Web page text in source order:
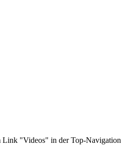
Link "Videos" in der Top-Navigation